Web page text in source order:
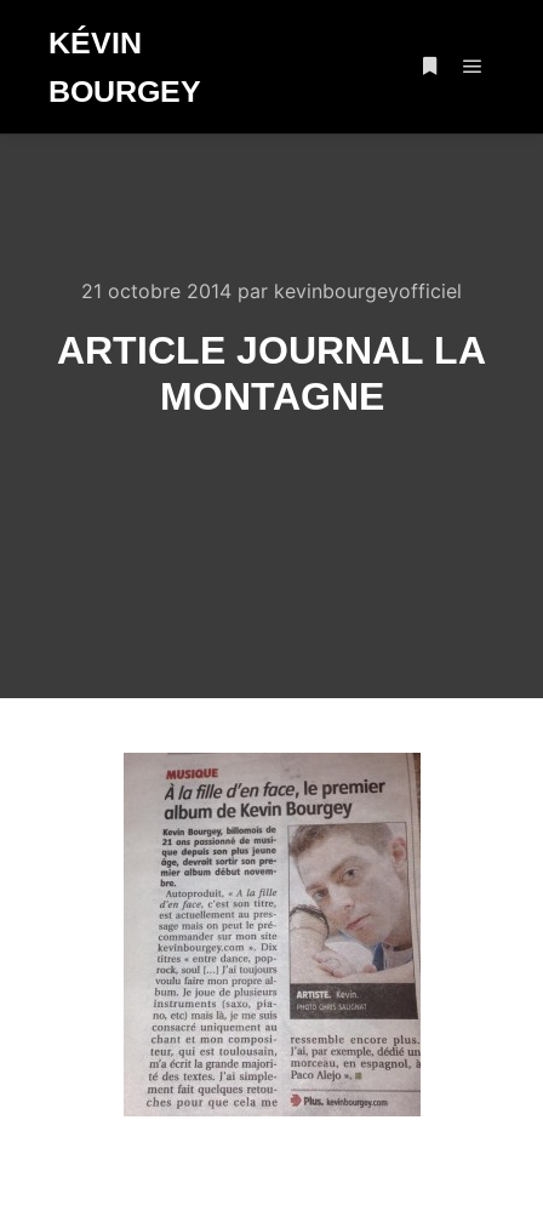
KÉVIN
BOURGEY
21 octobre 2014 par kevinbourgeyofficiel
ARTICLE JOURNAL LA
MONTAGNE